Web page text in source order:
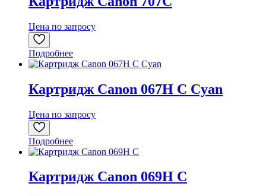
Цена по запросу
Подробнее
Картридж Canon 067H C Cyan
Цена по запросу
Подробнее
Картридж Canon 069H C